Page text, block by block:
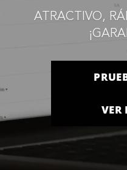
ATRACTIVO,
VER